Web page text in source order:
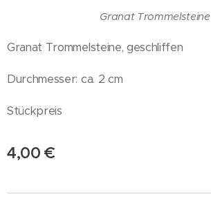
Granat Trommelsteine
Granat Trommelsteine, geschliffen
Durchmesser: ca. 2 cm
Stückpreis
4,00 €